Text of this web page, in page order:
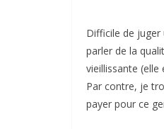
Difficile de juger
parler de la
vieillissante (elle
Par contre, je
payer pour ce